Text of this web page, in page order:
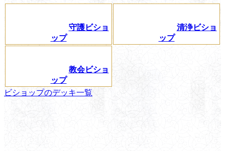
守護ビショ
ップ
清浄ビショ
ップ
教会ビショ
ップ
ビショップのデッキ一覧